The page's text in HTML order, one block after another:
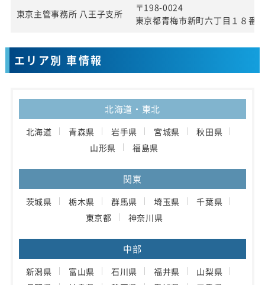
東京主管事務所 八王子支所
〒198-0024
東京都青梅市新町六丁目１８番
エリア別 車情報
北海道・東北
北海道 青森県 岩手県 宮城県
秋田県
山形県
福島県
関東
茨城県 栃木県 群馬県 埼玉県
千葉県
東京都
神奈川県
中部
新潟県 富山県 石川県 福井県
山梨県